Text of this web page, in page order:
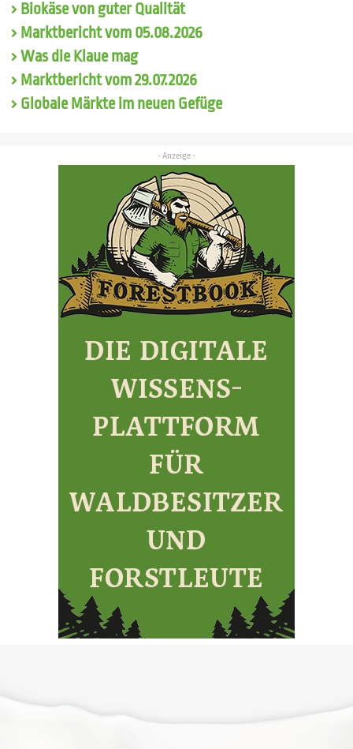
Biokäse von guter Qualität
Marktbericht vom 05.08.2026
Was die Klaue mag
Marktbericht vom 29.07.2026
Globale Märkte im neuen Gefüge